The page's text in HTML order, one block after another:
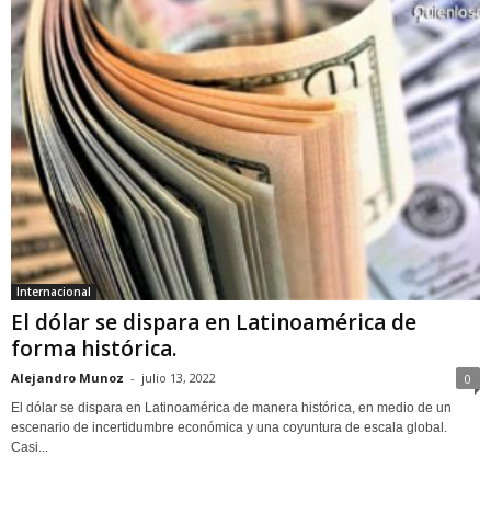
Internacional
El dólar se dispara en Latinoamérica de
forma histórica.
Alejandro Munoz - julio 13, 2022 0
El dólar se dispara en Latinoamérica de manera histórica, en medio de un
escenario de incertidumbre económica y una coyuntura de escala global.
Casi...